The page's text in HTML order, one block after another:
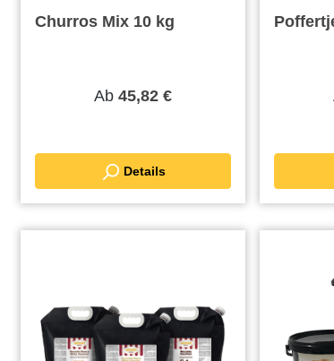
Churros Mix 10 kg
Ab 45,82 €
Details